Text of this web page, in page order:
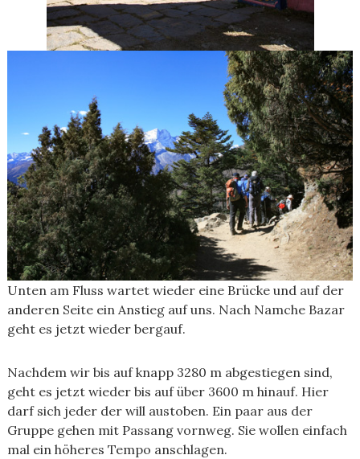
Unten am Fluss wartet wieder eine Brücke und auf der
anderen Seite ein Anstieg auf uns. Nach Namche Bazar
geht es jetzt wieder bergauf.
Nachdem wir bis auf knapp 3280 m abgestiegen sind,
geht es jetzt wieder bis auf über 3600 m hinauf. Hier
darf sich jeder der will austoben. Ein paar aus der
Gruppe gehen mit Passang vornweg. Sie wollen einfach
mal ein höheres Tempo anschlagen.